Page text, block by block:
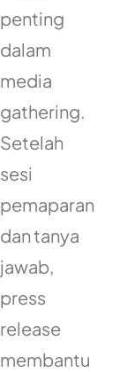
penting
dalam
media
gathering.
Setelah
sesi
pemaparan
dan tanya
jawab,
press
release
membantu